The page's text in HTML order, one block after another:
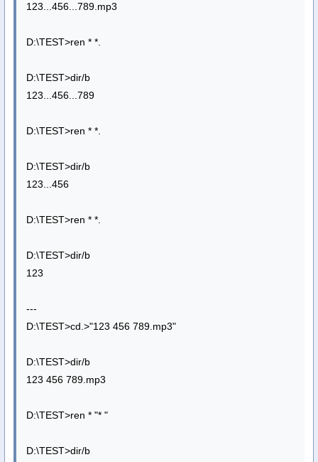
123...456...789.mp3
D:\TEST>ren * *.
D:\TEST>dir/b
123...456...789
D:\TEST>ren * *.
D:\TEST>dir/b
123...456
D:\TEST>ren * *.
D:\TEST>dir/b
123
---
D:\TEST>cd.>"123 456 789.mp3"
D:\TEST>dir/b
123 456 789.mp3
D:\TEST>ren * "* "
D:\TEST>dir/b